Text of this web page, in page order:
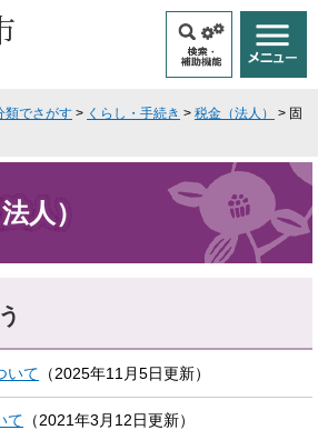
類でさがす > くらし・手続き > 税金（法人） > 固
人）
いて （2025年11月5日更新）
て （2021年3月12日更新）